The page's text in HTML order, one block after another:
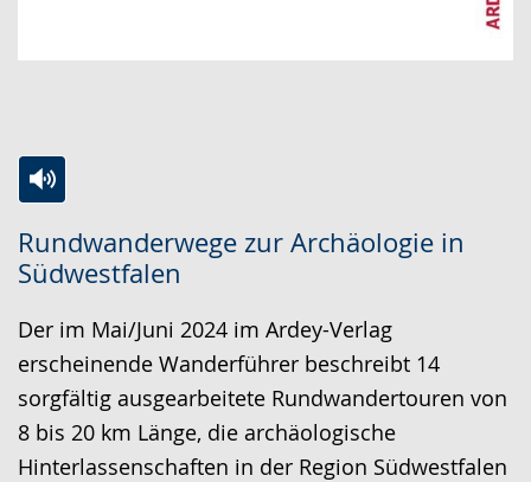
Rundwanderwege zur Archäologie in
Südwestfalen
Leichten
Sprache
wechseln.
Audio-
Unterstützung.
Video
in
Deutscher
Gebärdensprache
wird
angezeigt.
Der im Mai/Juni 2024 im Ardey-Verlag
erscheinende Wanderführer beschreibt 14
sorgfältig ausgearbeitete Rundwandertouren von
8 bis 20 km Länge, die archäologische
Hinterlassenschaften in der Region Südwestfalen